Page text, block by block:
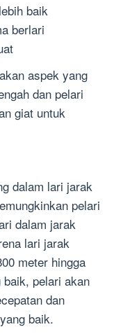
baik
berlari
aspek yang
dan pelari
giat untuk
dalam lari jarak
pelari
dalam jarak
lari jarak
meter hingga
baik, pelari akan
dan
baik.